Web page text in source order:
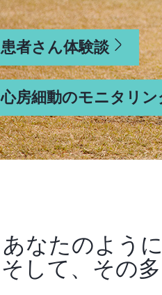
患者さん体験談
心房細動のモニタリ
あなたのよう
そして、その